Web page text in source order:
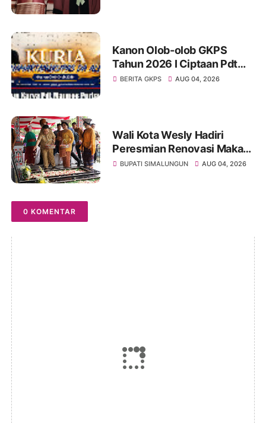
Kanon Olob-olob GKPS
Tahun 2026 I Ciptaan Pdt
Mannes Purba I Kuria
BERITA GKPS AUG 04, 2026
Wali Kota Wesly Hadiri
Peresmian Renovasi Makam
dr. Djasamen Saragih, Ajak
BUPATI SIMALUNGUN AUG 04, 2026
0 KOMENTAR